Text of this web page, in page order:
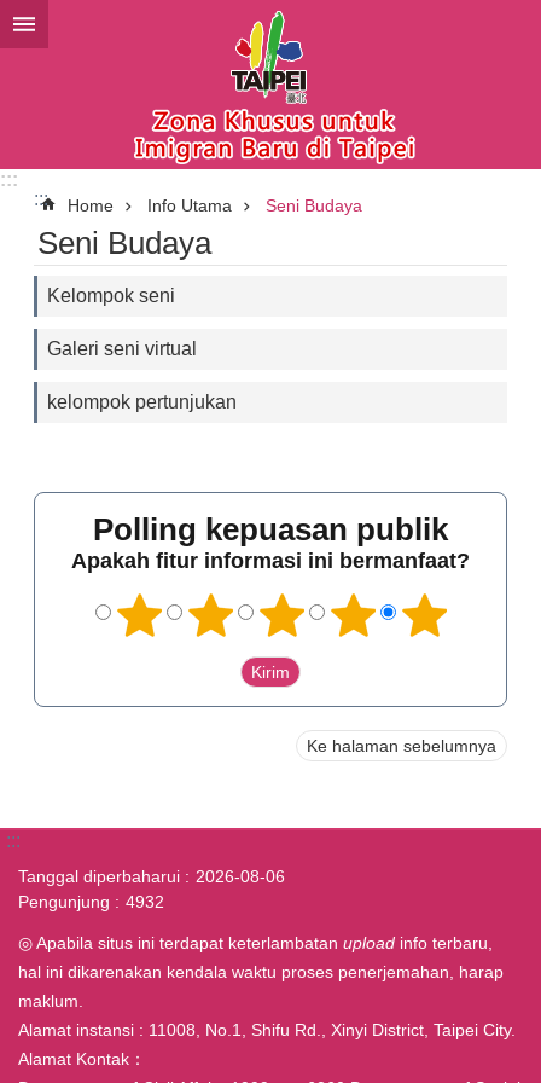
Lompat ke blok konten utama
:::
:::
Home Info Utama Seni Budaya
Seni Budaya
Kelompok seni
Galeri seni virtual
kelompok pertunjukan
Polling kepuasan publik
Apakah fitur informasi ini bermanfaat?
Ke halaman sebelumnya
:::
Tanggal diperbaharui
2026-08-06
Pengunjung
4932
◎ Apabila situs ini terdapat keterlambatan upload info terbaru,
hal ini dikarenakan kendala waktu proses penerjemahan, harap
maklum.
Alamat instansi : 11008, No.1, Shifu Rd., Xinyi District, Taipei City.
Alamat Kontak：